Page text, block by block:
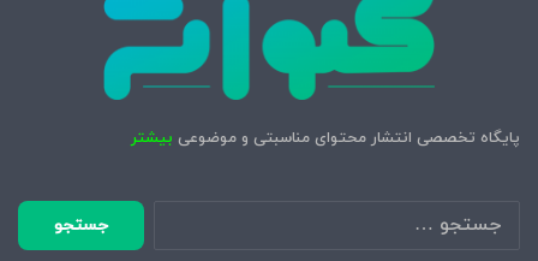
پایگاه تخصصی انتشار محتوای مناسبتی و موضوعی بیشتر
جستجو
برای: